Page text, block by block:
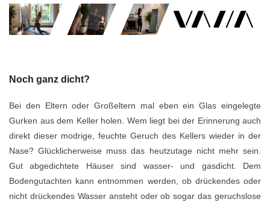
Noch ganz dicht?
Bei den Eltern oder Großeltern mal eben ein Glas eingelegte
Gurken aus dem Keller holen. Wem liegt bei der Erinnerung auch
direkt dieser modrige, feuchte Geruch des Kellers wieder in der
Nase? Glücklicherweise muss das heutzutage nicht mehr sein.
Gut abgedichtete Häuser sind wasser- und gasdicht. Dem
Bodengutachten kann entnommen werden, ob drückendes oder
nicht drückendes Wasser ansteht oder ob sogar das geruchslose